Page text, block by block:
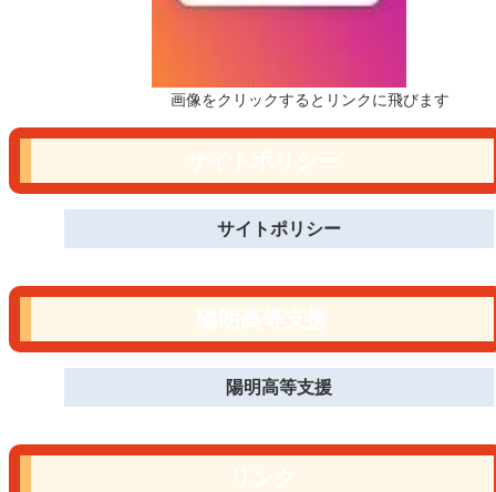
画像をクリックするとリンクに飛びます
サイトポリシー
陽明高等支援